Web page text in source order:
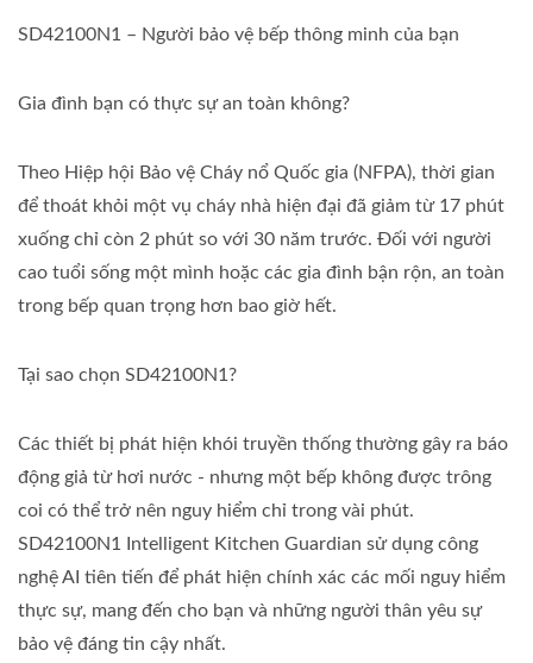
SD42100N1 – Người bảo vệ bếp thông minh của bạn
Gia đình bạn có thực sự an toàn không?
Theo Hiệp hội Bảo vệ Cháy nổ Quốc gia (NFPA), thời gian
để thoát khỏi một vụ cháy nhà hiện đại đã giảm từ 17 phút
xuống chỉ còn 2 phút so với 30 năm trước. Đối với người
cao tuổi sống một mình hoặc các gia đình bận rộn, an toàn
trong bếp quan trọng hơn bao giờ hết.
Tại sao chọn SD42100N1?
Các thiết bị phát hiện khói truyền thống thường gây ra báo
động giả từ hơi nước - nhưng một bếp không được trông
coi có thể trở nên nguy hiểm chỉ trong vài phút.
SD42100N1 Intelligent Kitchen Guardian sử dụng công
nghệ AI tiên tiến để phát hiện chính xác các mối nguy hiểm
thực sự, mang đến cho bạn và những người thân yêu sự
bảo vệ đáng tin cậy nhất.